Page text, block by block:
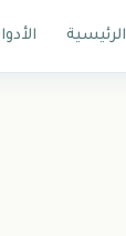
الرئيسية